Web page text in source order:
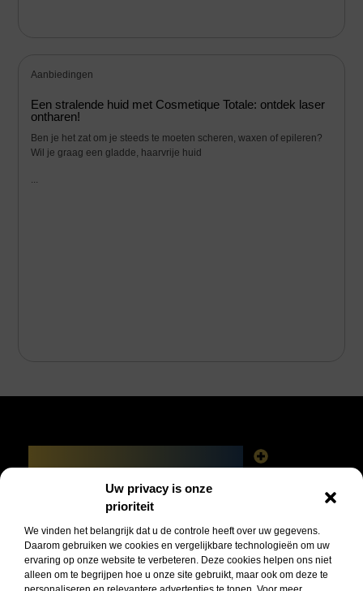
Uw privacy is onze
prioriteit
We vinden het belangrijk dat u de controle heeft over uw gegevens.
Daarom gebruiken we cookies en vergelijkbare technologieën om uw
ervaring op onze website te verbeteren. Deze cookies helpen ons niet
alleen om te begrijpen hoe u onze site gebruikt, maar ook om deze te
Aanbiedingen
Een stralende huid met Cosmetique Totale: ontdek laser
ontharen!
Ben je het zat om je steeds te moeten scheren, waxen of epileren?
Wil je graag een gladde, haarvrije huid
Bericht categorie